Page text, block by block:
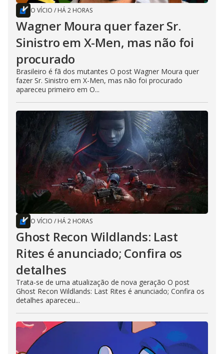
O VÍCIO / HÁ 2 HORAS
Wagner Moura quer fazer Sr.
Sinistro em X-Men, mas não foi
procurado
Brasileiro é fã dos mutantes O post Wagner Moura quer
fazer Sr. Sinistro em X-Men, mas não foi procurado
apareceu primeiro em O...
O VÍCIO / HÁ 2 HORAS
Ghost Recon Wildlands: Last
Rites é anunciado; Confira os
detalhes
Trata-se de uma atualização de nova geração O post
Ghost Recon Wildlands: Last Rites é anunciado; Confira os
detalhes apareceu...